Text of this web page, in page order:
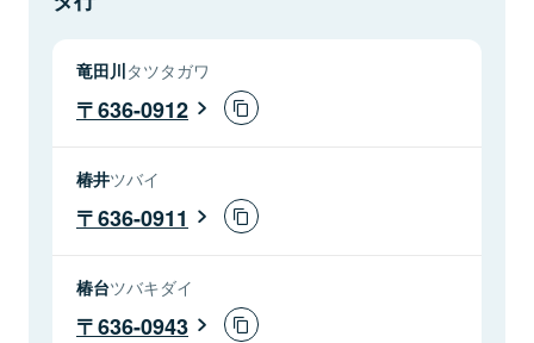
竜田川タツタガワ
636-0912
椿井ツバイ
636-0911
椿台ツバキダイ
636-0943